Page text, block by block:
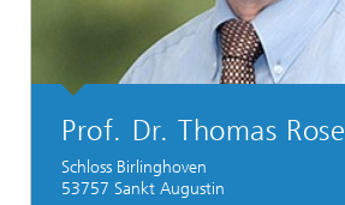
Prof. Dr. Thomas Rose
Schloss Birlinghoven
53757 Sankt Augustin